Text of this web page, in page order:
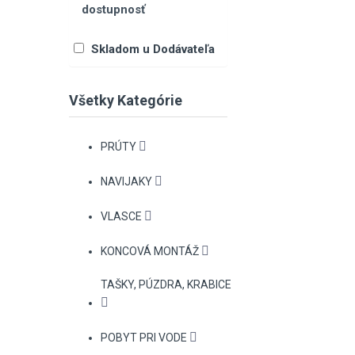
dostupnosť
Skladom u Dodávateľa
Všetky Kategórie
PRÚTY
NAVIJAKY
VLASCE
KONCOVÁ MONTÁŽ
TAŠKY, PÚZDRA, KRABICE
POBYT PRI VODE